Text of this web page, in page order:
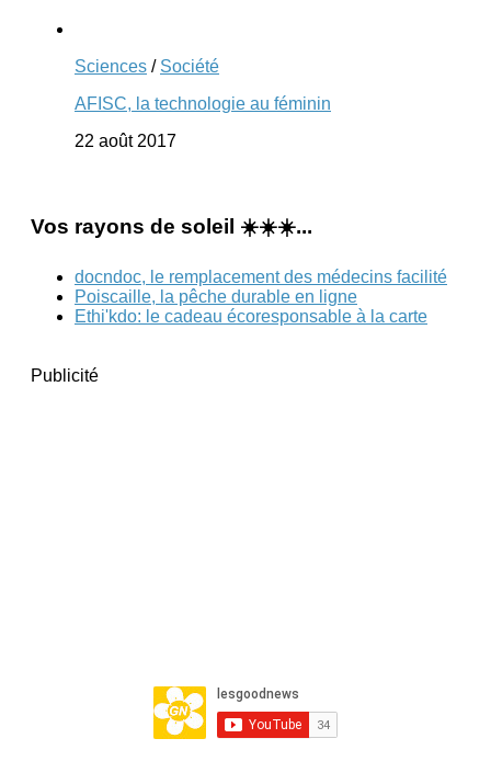
Sciences / Société
AFISC, la technologie au féminin
22 août 2017
Vos rayons de soleil ☀️☀️☀️...
docndoc, le remplacement des médecins facilité
Poiscaille, la pêche durable en ligne
Ethi'kdo: le cadeau écoresponsable à la carte
Publicité